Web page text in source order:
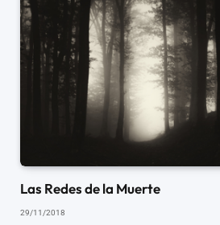
Las Redes de la Muerte
29/11/2018